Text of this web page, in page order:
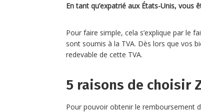
En tant qu’expatrié aux États-Unis, vous
Pour faire simple, cela s’explique par le
sont soumis à la TVA. Dès lors que vos
redevable de cette TVA.
5 raisons de choisir
Pour pouvoir obtenir le remboursement